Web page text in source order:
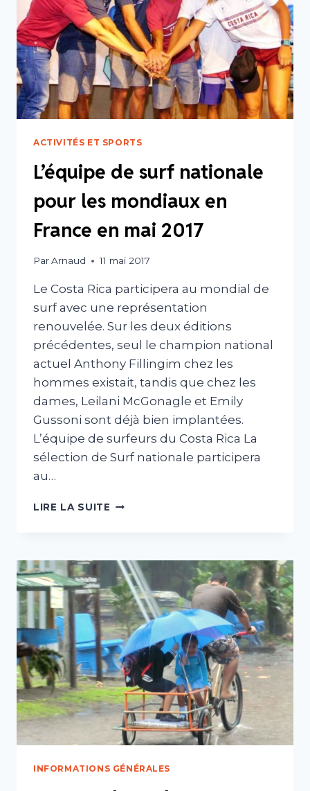
ACTIVITÉS ET SPORTS
L’équipe de surf nationale
pour les mondiaux en
France en mai 2017
ParArnaud 11 mai 2017
Le Costa Rica participera au mondial de
surf avec une représentation
renouvelée. Sur les deux éditions
précédentes, seul le champion national
actuel Anthony Fillingim chez les
hommes existait, tandis que chez les
dames, Leilani McGonagle et Emily
Gussoni sont déjà bien implantées.
L’équipe de surfeurs du Costa Rica La
sélection de Surf nationale participera
au…
LIRE LA SUITE L’ÉQUIPE
POUR
LES
MONDIAUX
EN
FRANCE
EN
MAI
2017
INFORMATIONS GÉNÉRALES